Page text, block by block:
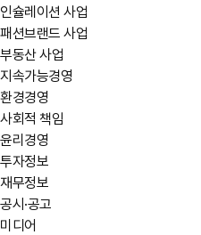
인슐레이션 사업
패션브랜드 사업
부동산 사업
지속가능경영
환경경영
사회적 책임
윤리경영
투자정보
재무정보
공시·공고
미디어